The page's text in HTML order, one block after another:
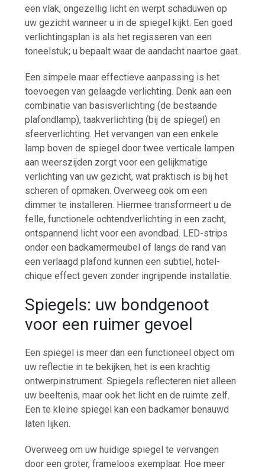
een vlak, ongezellig licht en werpt schaduwen op
uw gezicht wanneer u in de spiegel kijkt. Een goed
verlichtingsplan is als het regisseren van een
toneelstuk; u bepaalt waar de aandacht naartoe gaat.
Een simpele maar effectieve aanpassing is het
toevoegen van gelaagde verlichting. Denk aan een
combinatie van basisverlichting (de bestaande
plafondlamp), taakverlichting (bij de spiegel) en
sfeerverlichting. Het vervangen van een enkele
lamp boven de spiegel door twee verticale lampen
aan weerszijden zorgt voor een gelijkmatige
verlichting van uw gezicht, wat praktisch is bij het
scheren of opmaken. Overweeg ook om een
dimmer te installeren. Hiermee transformeert u de
felle, functionele ochtendverlichting in een zacht,
ontspannend licht voor een avondbad. LED-strips
onder een badkamermeubel of langs de rand van
een verlaagd plafond kunnen een subtiel, hotel-
chique effect geven zonder ingrijpende installatie.
Spiegels: uw bondgenoot
voor een ruimer gevoel
Een spiegel is meer dan een functioneel object om
uw reflectie in te bekijken; het is een krachtig
ontwerpinstrument. Spiegels reflecteren niet alleen
uw beeltenis, maar ook het licht en de ruimte zelf.
Een te kleine spiegel kan een badkamer benauwd
laten lijken.
Overweeg om uw huidige spiegel te vervangen
door een groter, frameloos exemplaar. Hoe meer